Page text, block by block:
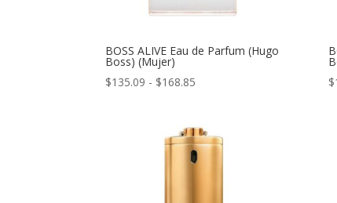
BOSS ALIVE Eau de Parfum (Hugo
Boss) (Mujer)
$135.09 - $168.85
desde
$135.09
$